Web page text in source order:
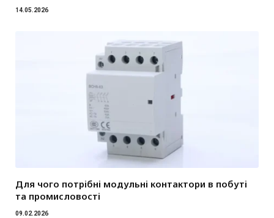
14.05.2026
Для чого потрібні модульні контактори в побуті
та промисловості
09.02.2026